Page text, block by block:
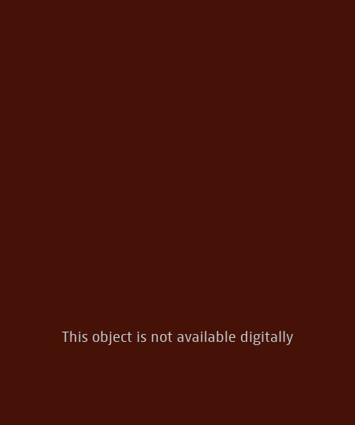
This object is not available digitally